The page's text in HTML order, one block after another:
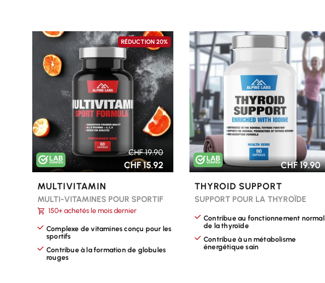
CHF 15.92
CHF 19.90
CHOISIR LES OPTIONS
RÉDUCTION 20%
MULTIVITAMIN
MULTI-VITAMINES POUR SPORTIF
150+ achetés le mois dernier
Complexe de vitamines conçu pour les
sportifs
Contribue à la formation de globules
rouges
CHF 19.90
CHOISIR LES OPTIONS
THYROID SUPPORT
SUPPORT POUR LA THYROÏDE
Contribue au fonctionnement normal
de la thyroïde
Contribue à un métabolisme
énergétique sain